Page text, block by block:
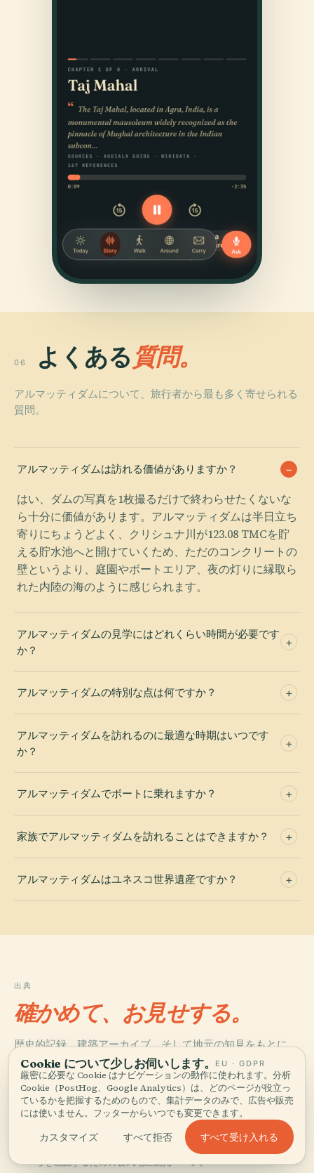
06 よくある質問。
アルマッティダムについて、旅行者から最も多く寄せられる
質問。
アルマッティダムは訪れる価値がありますか？
はい、ダムの写真を1枚撮るだけで終わらせたくないな
ら十分に価値があります。アルマッティダムは半日立ち
寄りにちょうどよく、クリシュナ川が123.08 TMCを貯
える貯水池へと開けていくため、ただのコンクリートの
壁というより、庭園やボートエリア、夜の灯りに縁取ら
れた内陸の海のように感じられます。
アルマッティダムの見学にはどれくらい時間が必要です
か？
アルマッティダムの特別な点は何ですか？
アルマッティダムを訪れるのに最適な時期はいつです
か？
アルマッティダムでボートに乗れますか？
家族でアルマッティダムを訪れることはできますか？
アルマッティダムはユネスコ世界遺産ですか？
出典
確かめて、お見せする。
歴史的記録、建築アーカイブ、そして地元の知見をもとに、
Audiala編集チームが調査・執筆しました。
最終レビュー： May 2026
バーガルコート地区行政 - アルマッティダム
ダムの位置、別名、事業における役割、周辺の来訪者向け見どこ
ろを確認するための公式地区観光ページ。
Cookie について少しお伺いします。 EU · GDPR
厳密に必要な Cookie はナビゲーションの動作に使われます。分析
Cookie（PostHog、Google Analytics）は、どのページが役立っ
ているかを把握するためのもので、集計データのみで、広告や販売
には使いません。フッターからいつでも変更できます。
カスタマイズ すべて拒否 すべて受け入れる